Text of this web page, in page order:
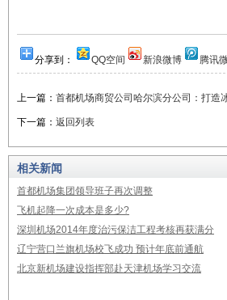
分享到： QQ空间 新浪微博 腾讯
上一篇： 首都机场商贸公司哈尔滨分公司：打造
下一篇： 返回列表
相关新闻
首都机场集团领导班子再次调整
飞机起降一次成本是多少?
深圳机场2014年度治污保洁工程考核再获满分
辽宁营口兰旗机场校飞成功 预计年底前通航
北京新机场建设指挥部赴天津机场学习交流